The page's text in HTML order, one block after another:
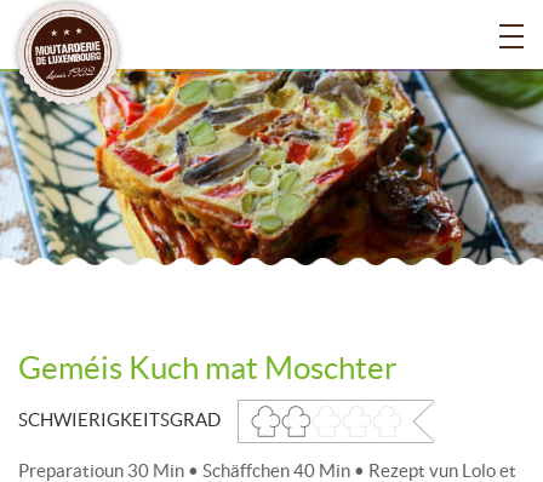
Geméis Kuch mat Moschter
SCHWIERIGKEITSGRAD
Preparatioun 30 Min • Schäffchen 40 Min • Rezept vun Lolo et